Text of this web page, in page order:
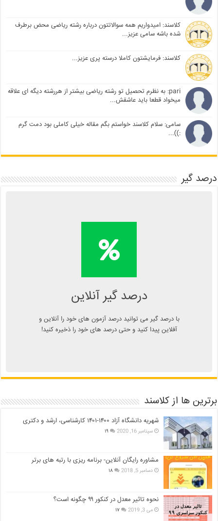
کلاسند: امیدواریم همه سوالاتتون درباره رشته ریاضی محض برطرف
شده باشه سامی عزیز...
کلاسند: فرمایشتون کاملا درسته پری عزیز...
pari: به نظرم تحصیل تو رشته ریاضی بیشتر از هررشته دیگه ای علاقه
میخواد قطعا باید عاشقش...
سامی: سلام کلاسند خواستم بگم مقاله خیلی کاملی بود دمت گرم
:))...
درصد گیر
درصد گیر آنلاین
با درصد گیر می توانید درصد آزمون های خود را آنلاین و
آفلاین پیدا کنید و حتی درصد های خود را ذخیره کنید!
محاسبه آنلاین درصد یا دانلود
اپلیکیشن درصد گیر
برترین ها از کلاسند
شهریه دانشگاه آزاد ۱۴۰۰-۱۴۰۱ کارشناسی، ارشد و دکتری
سپتامبر 16, 2020 ۱۹
مشاوره رایگان آنلاین- برنامه ریزی با رتبه های برتر
دسامبر 5, 2018 ۱۸
نحوه تاثیر معدل در کنکور ۹۹ چگونه است؟
می 3, 2019 ۱۷